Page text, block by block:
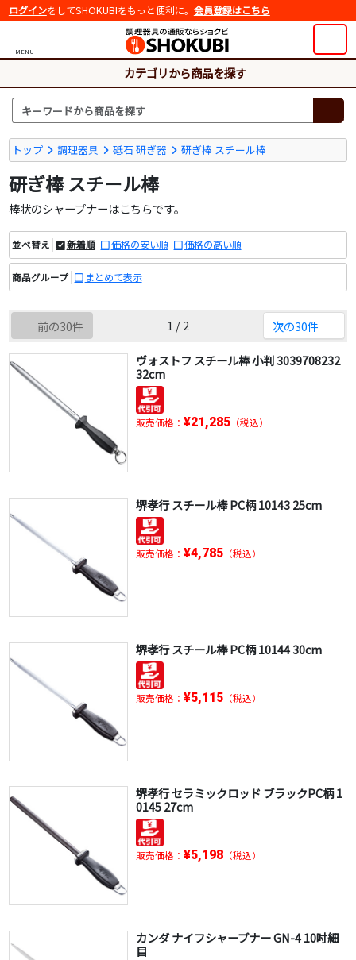
ログインをしてSHOKUBIをもっと便利に。 会員登録はこちら
MENU
カテゴリから商品を探す
トップ 調理器具 砥石 研ぎ器 研ぎ棒 スチール棒
研ぎ棒 スチール棒
棒状のシャープナーはこちらです。
並べ替え 新着順 価格の安い順 価格の高い順
商品グループ まとめて表示
前の30件 1 / 2 次の30件
ヴォストフ スチール棒 小判 3039708232
32cm
販売価格： ¥21,285（税込）
堺孝行 スチール棒 PC柄 10143 25cm
販売価格： ¥4,785（税込）
堺孝行 スチール棒 PC柄 10144 30cm
販売価格： ¥5,115（税込）
堺孝行 セラミックロッド ブラックPC柄 1
0145 27cm
販売価格： ¥5,198（税込）
カンダ ナイフシャープナー GN-4 10吋細
目